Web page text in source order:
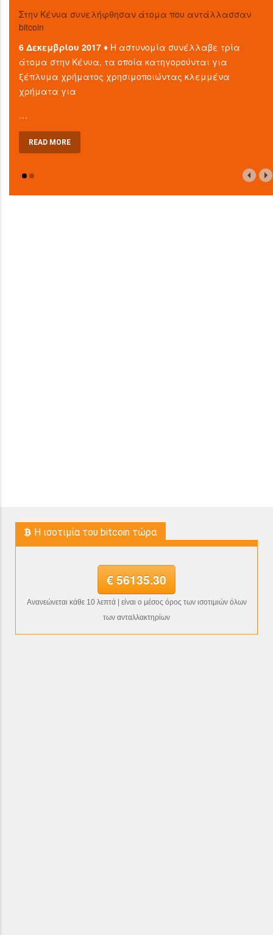
Στην Κένυα συνελήφθησαν άτομα που αντάλλασσαν
bitcoin
6 Δεκεμβρίου 2017 ♦ Η αστυνομία συνέλλαβε τρία
άτομα στην Κένυα, τα οποία κατηγορούνται για
ξέπλυμα χρήματος χρησιμοποιώντας κλεμμένα
χρήματα για
…
READ MORE
H ισοτιμία του bitcoin τώρα
€ 56135.30
Ανανεώνεται κάθε 10 λεπτά | είναι ο μέσος όρος των ισοτιμιών όλων
των ανταλλακτηρίων